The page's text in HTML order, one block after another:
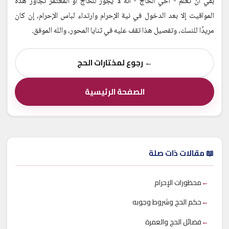
المواقيت إلا بعد الدخول في نية الإحرام وارتداء لباس الإحرام، إن كان
مريدًا للنسك، وتفصيل هذا تقف عليه في ثنايا المحور، والله الموفق.
← رجوع لمختارات الحج
الصفحة الرئيسية
📖 مقالات ذات صلة
←محظورات الإحرام
←حكم الحج وشروط وجوبه
←فضائل الحج والعمرة